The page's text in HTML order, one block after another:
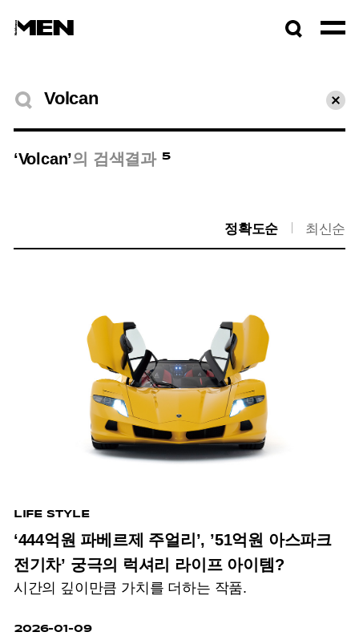
검색결과
초기
‘Volcan’의 검색결과 5
정확도순 최신순
LIFE STYLE
‘444억원 파베르제 주얼리’, ’51억원 아스파크
전기차’ 궁극의 럭셔리 라이프 아이템?
시간의 깊이만큼 가치를 더하는 작품.
2026-01-09